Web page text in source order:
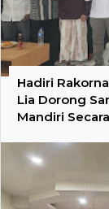
Hadiri
Lia Dorong
Mandiri